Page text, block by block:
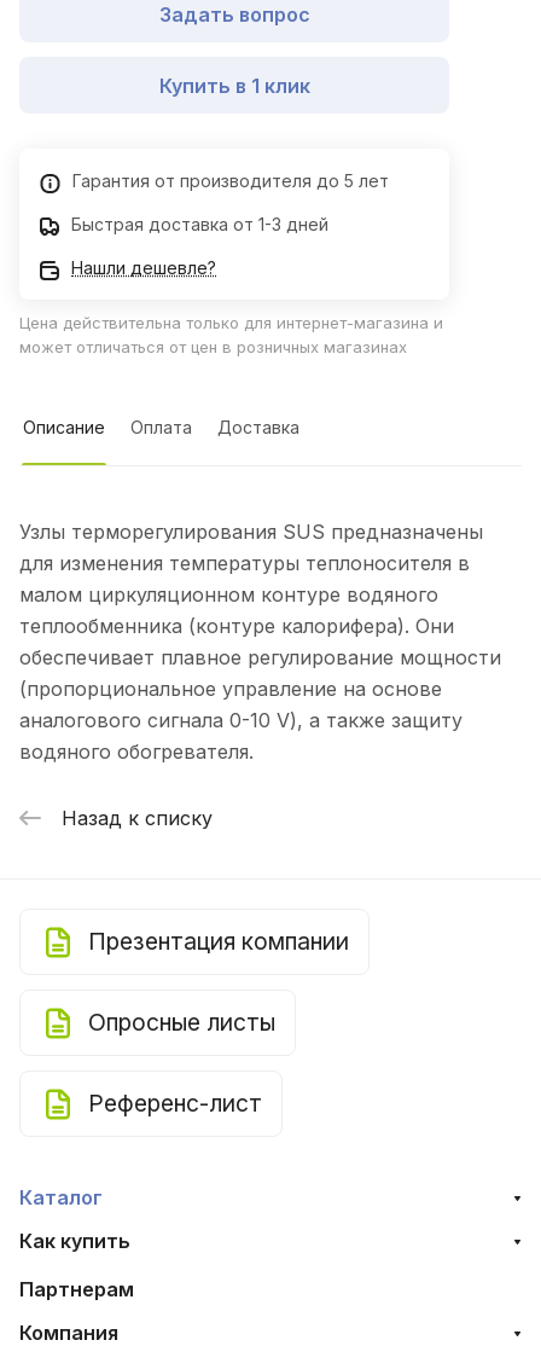
Задать вопрос
Купить в 1 клик
Гарантия от производителя до 5 лет
Быстрая доставка от 1-3 дней
Нашли дешевле?
Цена действительна только для интернет-магазина и
может отличаться от цен в розничных магазинах
Описание Оплата Доставка
Узлы терморегулирования SUS предназначены
для изменения температуры теплоносителя в
малом циркуляционном контуре водяного
теплообменника (контуре калорифера). Они
обеспечивает плавное регулирование мощности
(пропорциональное управление на основе
аналогового сигнала 0-10 V), а также защиту
водяного обогревателя.
Назад к списку
Презентация компании
Опросные листы
Референс-лист
Каталог
Как купить
Партнерам
Компания